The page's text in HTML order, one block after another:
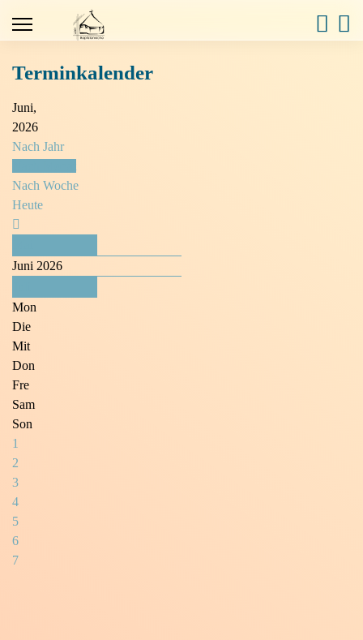
Terminkalender
Juni,
2026
Nach Jahr
Nach Woche
Heute
Juni 2026
Mon
Die
Mit
Don
Fre
Sam
Son
1
2
3
4
5
6
7